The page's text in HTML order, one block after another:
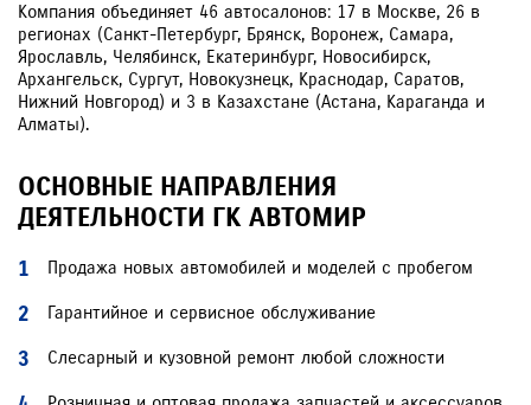
ЗАКАЗАТЬ ЗВОНОК
Компания объединяет 46 автосалонов: 17 в Москве, 26 в
регионах (Санкт-Петербург, Брянск, Воронеж, Самара,
Ярославль, Челябинск, Екатеринбург, Новосибирск,
Архангельск, Сургут, Новокузнецк, Краснодар, Саратов,
Нижний Новгород) и 3 в Казахстане (Астана, Караганда и
Алматы).
ОСНОВНЫЕ НАПРАВЛЕНИЯ
ДЕЯТЕЛЬНОСТИ ГК АВТОМИР
Продажа новых автомобилей и моделей с пробегом
Гарантийное и сервисное обслуживание
Слесарный и кузовной ремонт любой сложности